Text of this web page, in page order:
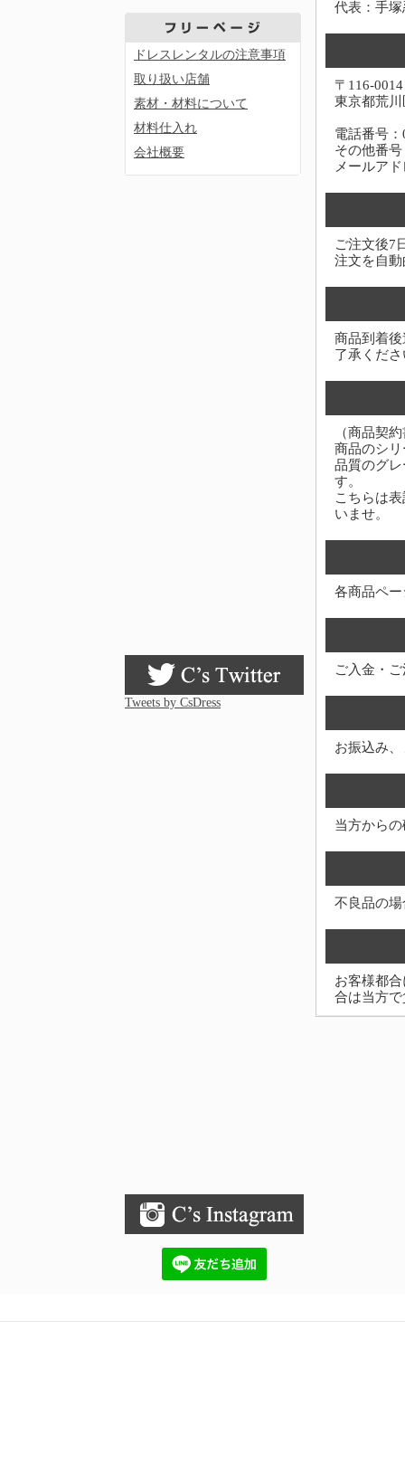
ドレスレンタルの注意事項
取り扱い店舗
素材・材料について
材料仕入れ
会社概要
Tweets by CsDress
代表：手塚
〒116-0014
東京都荒
電話番号
その他番
メールア
ご注文後7
注文を自
商品到着
了承くだ
（商品契
商品のシ
品質のグ
す。
こちらは
いませ。
各商品ペ
ご入金・
お振込み
当方から
不良品の
お客様都
合は当方